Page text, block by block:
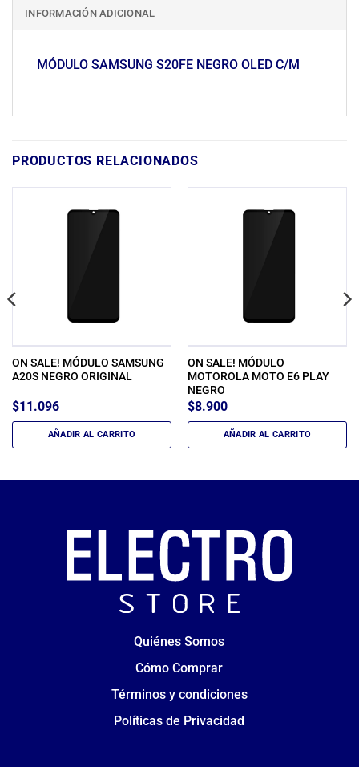
INFORMACIÓN ADICIONAL
MÓDULO SAMSUNG S20FE NEGRO OLED C/M
PRODUCTOS RELACIONADOS
ON SALE! MÓDULO SAMSUNG
A20S NEGRO ORIGINAL
$11.096
AÑADIR AL CARRITO
ON SALE! MÓDULO
MOTOROLA MOTO E6 PLAY
NEGRO
$8.900
AÑADIR AL CARRITO
Quiénes Somos
Cómo Comprar
Términos y condiciones
Políticas de Privacidad